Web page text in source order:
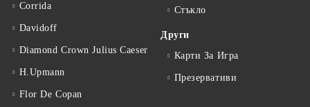
Corrida
Davidoff
Diamond Crown Julius Caeser
H.Upmann
Flor De Copan
Стъкло
Други
Карти За Игра
Презервативи